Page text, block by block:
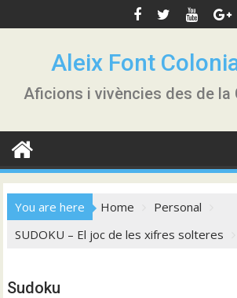
to
Aleix Font
Aficions i vivències des de la
You are here Home
Personal
SUDOKU – El joc de les xifres solteres
Sudoku